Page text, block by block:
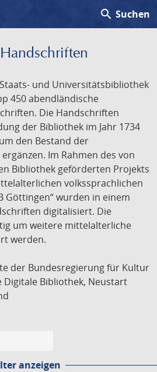
search Suchen
und Universitätsbibliothek
450 abendländische
Die Handschriften
der Bibliothek im Jahr 1734
den Bestand der
Im Rahmen des von
Bibliothek geförderten Projekts
volkssprachlichen
Göttingen“ wurden in einem
digitalisiert. Die
um weitere mittelalterliche
werden.
der Bundesregierung für Kultur
Digitale Bibliothek, Neustart
anzeigen